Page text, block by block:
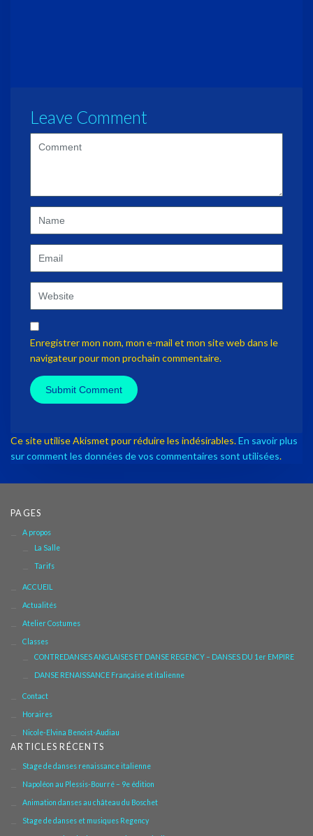
Leave Comment
Enregistrer mon nom, mon e-mail et mon site web dans le
navigateur pour mon prochain commentaire.
Ce site utilise Akismet pour réduire les indésirables.En savoir plus
sur comment les données de vos commentaires sont utilisées.
PAGES
A propos
La Salle
Tarifs
ACCUEIL
Actualités
Atelier Costumes
Classes
CONTREDANSES ANGLAISES ET DANSE REGENCY – DANSES DU 1er EMPIRE
DANSE RENAISSANCE Française et italienne
Contact
Horaires
Nicole-Elvina Benoist-Audiau
ARTICLES RÉCENTS
Stage de danses renaissance italienne
Napoléon au Plessis-Bourré – 9e édition
Animation danses au château du Boschet
Stage de danses et musiques Regency